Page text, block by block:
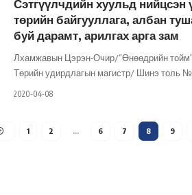
Сэтгүүлчдийн хуульд нийцсэн
төрийн байгууллага, албан
буй дарамт, арилгах арга зам
Лхамжавын Цэрэн-Очир/“Өнөөдрийн тойм"
Төрийн удирдлагын магистр/ Шинэ толь
2020-04-08
1 2 … 6 7 8 9